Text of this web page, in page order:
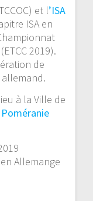
et l’ISA
ISA en
2019).
de
allemand.
à la Ville de
Poméranie
en Allemange